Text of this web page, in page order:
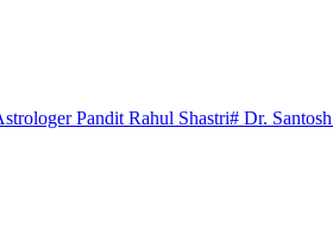
Pandit Rahul Shastri# Dr.